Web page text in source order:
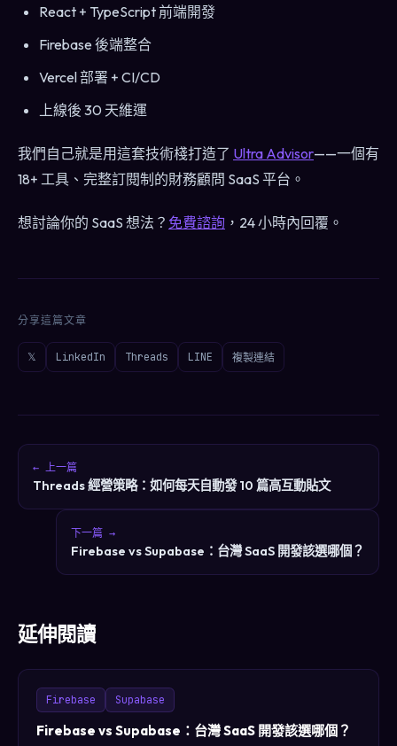
React + TypeScript 前端開發
Firebase 後端整合
Vercel 部署 + CI/CD
上線後 30 天維運
我們自己就是用這套技術棧打造了 Ultra Advisor——一個有
18+ 工具、完整訂閱制的財務顧問 SaaS 平台。
想討論你的 SaaS 想法？ 免費諮詢 ，24 小時內回覆。
分享這篇文章
𝕏 LinkedIn Threads LINE 複製連結
← 上一篇
Threads 經營策略：如何每天自動發 10 篇高互動貼文
下一篇 →
Firebase vs Supabase：台灣 SaaS 開發該選哪個？
延伸閱讀
Firebase Supabase
Firebase vs Supabase：台灣 SaaS 開發該選哪個？